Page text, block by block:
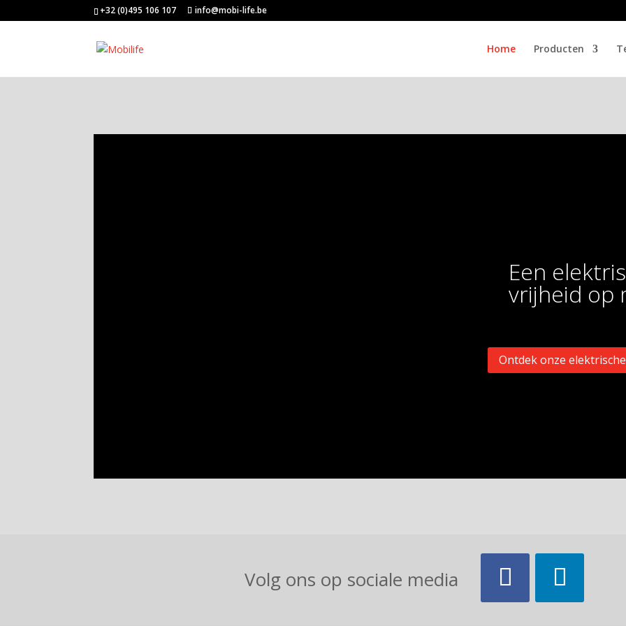
+32 (0)495 106 107 info@mobi-life.be
Home Producten
Een
vrijheid op
Ontdek onze
Volg ons op sociale media